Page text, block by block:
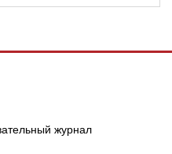
журнал